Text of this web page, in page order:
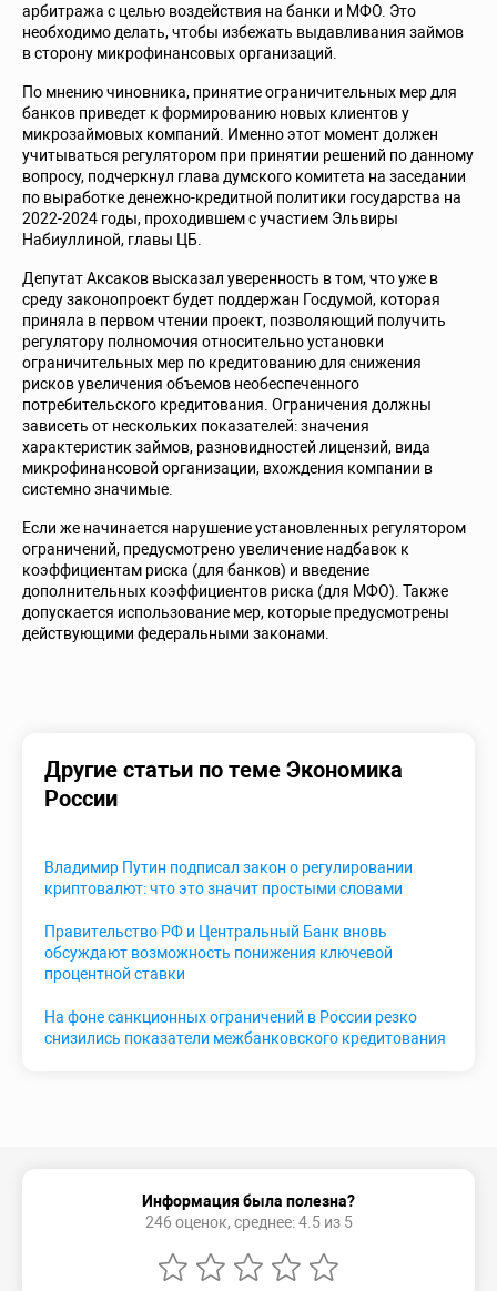
арбитража с целью воздействия на банки и МФО. Это
необходимо делать, чтобы избежать выдавливания займов
в сторону микрофинансовых организаций.
По мнению чиновника, принятие ограничительных мер для
банков приведет к формированию новых клиентов у
микрозаймовых компаний. Именно этот момент должен
учитываться регулятором при принятии решений по данному
вопросу, подчеркнул глава думского комитета на заседании
по выработке денежно-кредитной политики государства на
2022-2024 годы, проходившем с участием Эльвиры
Набиуллиной, главы ЦБ.
Депутат Аксаков высказал уверенность в том, что уже в
среду законопроект будет поддержан Госдумой, которая
приняла в первом чтении проект, позволяющий получить
регулятору полномочия относительно установки
ограничительных мер по кредитованию для снижения
рисков увеличения объемов необеспеченного
потребительского кредитования. Ограничения должны
зависеть от нескольких показателей: значения
характеристик займов, разновидностей лицензий, вида
микрофинансовой организации, вхождения компании в
системно значимые.
Если же начинается нарушение установленных регулятором
ограничений, предусмотрено увеличение надбавок к
коэффициентам риска (для банков) и введение
дополнительных коэффициентов риска (для МФО). Также
допускается использование мер, которые предусмотрены
действующими федеральными законами.
Другие статьи по теме Экономика
России
Владимир Путин подписал закон о регулировании
криптовалют: что это значит простыми словами
Правительство РФ и Центральный Банк вновь
обсуждают возможность понижения ключевой
процентной ставки
На фоне санкционных ограничений в России резко
снизились показатели межбанковского кредитования
Информация была полезна?
246 оценок, среднее: 4.5 из 5